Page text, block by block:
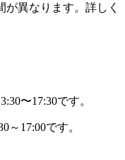
異なります。詳しく
〜17:30です。
17:00です。